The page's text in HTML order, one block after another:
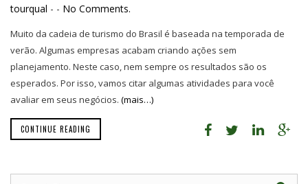
tourqual - - No Comments.
Muito da cadeia de turismo do Brasil é baseada na temporada de
verão. Algumas empresas acabam criando ações sem
planejamento. Neste caso, nem sempre os resultados são os
esperados. Por isso, vamos citar algumas atividades para você
avaliar em seus negócios. (mais…)
CONTINUE READING